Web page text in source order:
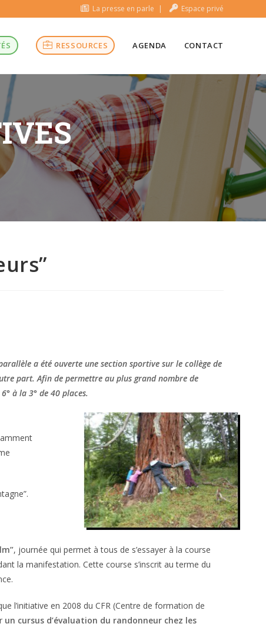
La presse en parle Espace privé
RESSOURCES AGENDA CONTACT
a été ouverte une section sportive sur le collège de
part. Afin de permettre au plus grand nombre de
à la 3° de 40 places.
, journée qui permet à tous de s’essayer à la course
la manifestation. Cette course s’inscrit au terme du
l’initiative en 2008 du CFR (Centre de formation de
un cursus d’évaluation du randonneur chez les